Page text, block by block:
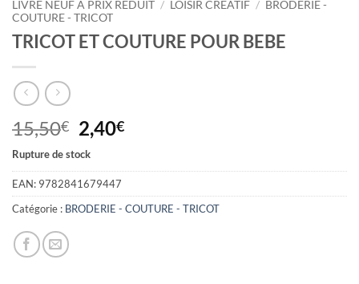
LIVRE NEUF A PRIX REDUIT / LOISIR CREATIF / BRODERIE -
COUTURE - TRICOT
TRICOT ET COUTURE POUR BEBE
15,50€ Le
prix
initial
était :
15,50€.
2,40€Le
actuel
2,40€.
Rupture de stock
EAN: 9782841679447
Catégorie : BRODERIE - COUTURE - TRICOT